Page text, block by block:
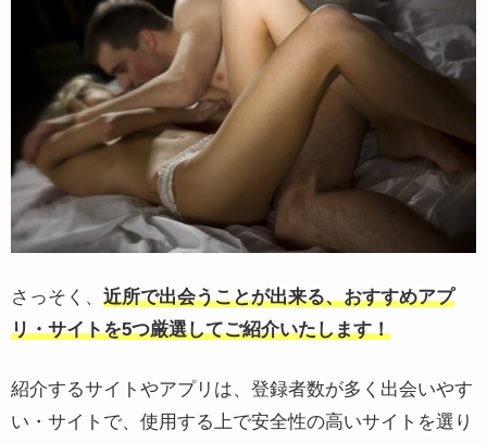
さっそく、 近所で出会うことが出来る、おすすめアプ
リ・サイトを5つ厳選してご紹介いたします！
紹介するサイトやアプリは、登録者数が多く出会いやす
い・サイトで、使用する上で安全性の高いサイトを選り